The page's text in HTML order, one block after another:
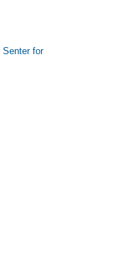
Senter for